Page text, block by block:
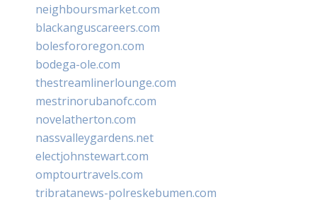
neighboursmarket.com
blackanguscareers.com
bolesfororegon.com
bodega-ole.com
thestreamlinerlounge.com
mestrinorubanofc.com
novelatherton.com
nassvalleygardens.net
electjohnstewart.com
omptourtravels.com
tribratanews-polreskebumen.com